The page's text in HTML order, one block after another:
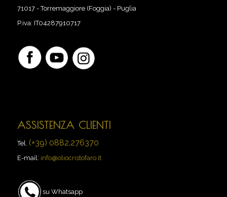
71017-Torremaggiore (Foggia) - Puglia
P.iva: IT04287910717
ASSISTENZA CLIENTI
Tel. (+39) 0882.276370
E-mail: info@oliocristofaro.it
su Whatsapp